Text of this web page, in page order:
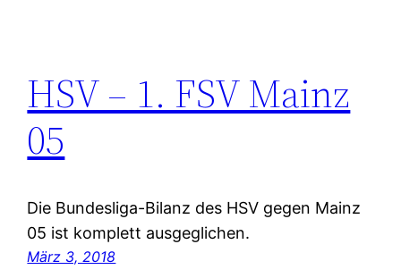
HSV – 1. FSV Mainz
05
Die Bundesliga-Bilanz des HSV gegen Mainz
05 ist komplett ausgeglichen.
März 3, 2018